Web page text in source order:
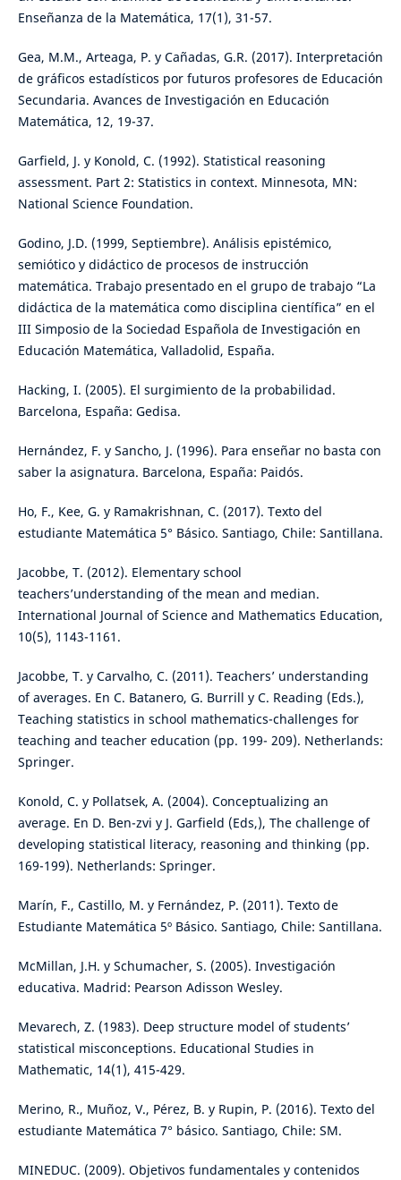
Enseñanza de la Matemática, 17(1), 31-57.
Gea, M.M., Arteaga, P. y Cañadas, G.R. (2017). Interpretación
de gráficos estadísticos por futuros profesores de Educación
Secundaria. Avances de Investigación en Educación
Matemática, 12, 19-37.
Garfield, J. y Konold, C. (1992). Statistical reasoning
assessment. Part 2: Statistics in context. Minnesota, MN:
National Science Foundation.
Godino, J.D. (1999, Septiembre). Análisis epistémico,
semiótico y didáctico de procesos de instrucción
matemática. Trabajo presentado en el grupo de trabajo “La
didáctica de la matemática como disciplina científica” en el
III Simposio de la Sociedad Española de Investigación en
Educación Matemática, Valladolid, España.
Hacking, I. (2005). El surgimiento de la probabilidad.
Barcelona, España: Gedisa.
Hernández, F. y Sancho, J. (1996). Para enseñar no basta con
saber la asignatura. Barcelona, España: Paidós.
Ho, F., Kee, G. y Ramakrishnan, C. (2017). Texto del
estudiante Matemática 5° Básico. Santiago, Chile: Santillana.
Jacobbe, T. (2012). Elementary school
teachers’understanding of the mean and median.
International Journal of Science and Mathematics Education,
10(5), 1143-1161.
Jacobbe, T. y Carvalho, C. (2011). Teachers’ understanding
of averages. En C. Batanero, G. Burrill y C. Reading (Eds.),
Teaching statistics in school mathematics-challenges for
teaching and teacher education (pp. 199- 209). Netherlands:
Springer.
Konold, C. y Pollatsek, A. (2004). Conceptualizing an
average. En D. Ben-zvi y J. Garfield (Eds,), The challenge of
developing statistical literacy, reasoning and thinking (pp.
169-199). Netherlands: Springer.
Marín, F., Castillo, M. y Fernández, P. (2011). Texto de
Estudiante Matemática 5º Básico. Santiago, Chile: Santillana.
McMillan, J.H. y Schumacher, S. (2005). Investigación
educativa. Madrid: Pearson Adisson Wesley.
Mevarech, Z. (1983). Deep structure model of students’
statistical misconceptions. Educational Studies in
Mathematic, 14(1), 415-429.
Merino, R., Muñoz, V., Pérez, B. y Rupin, P. (2016). Texto del
estudiante Matemática 7° básico. Santiago, Chile: SM.
MINEDUC. (2009). Objetivos fundamentales y contenidos